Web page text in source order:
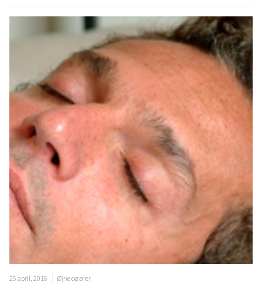
25 april, 2016 Øjne og ører